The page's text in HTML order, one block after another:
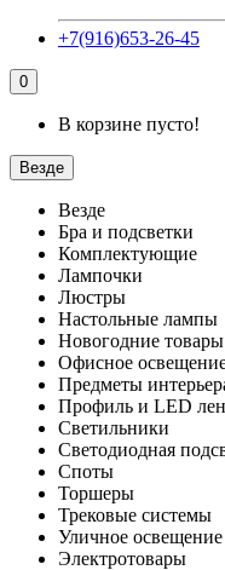
+7(916)653-26-45
0
В корзине пусто!
Везде
Везде
Бра и подсветки
Комплектующие
Лампочки
Люстры
Настольные лампы
Новогодние товары
Офисное
Предметы
Профиль и LED
Светильники
Светодиодная
Споты
Торшеры
Трековые системы
Уличное освещение
Электротовары